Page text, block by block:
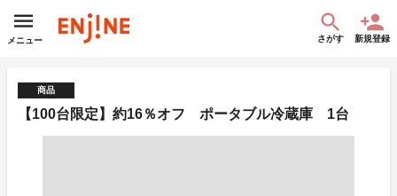
メニュー さがす 新規登録
商品
【100台限定】約16％オフ ポータブル冷蔵庫 1台